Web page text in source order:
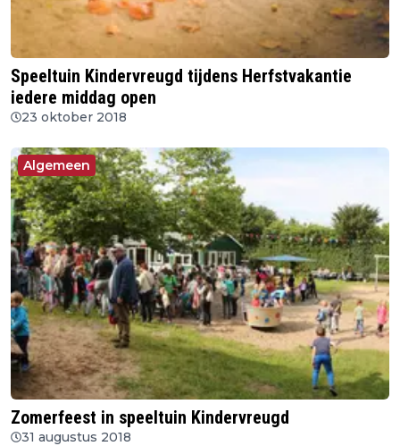
Speeltuin Kindervreugd tijdens Herfstvakantie
iedere middag open
23 oktober 2018
Algemeen
Zomerfeest in speeltuin Kindervreugd
31 augustus 2018